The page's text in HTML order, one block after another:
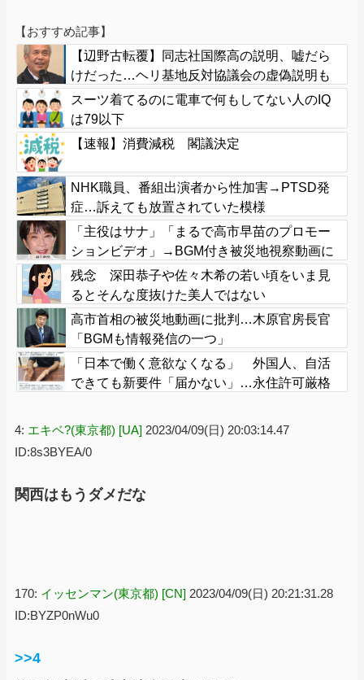
【おすすめ記事】
【辺野古転覆】同志社国際高の説明、嘘だら
けだった…ヘリ基地反対協議会の虚偽説明も
判明してネット民の怒り爆発
スーツ着てるのに電車で何もしてない人のIQ
は79以下
【速報】消費減税 閣議決定
NHK職員、番組出演者から性加害→PTSD発
症…訴えても放置されていた模様
「主役はサナ」「まるで高市早苗のプロモー
ションビデオ」→BGM付き被災地視察動画に
批判殺到
残念 深田恭子や佐々木希の若い頃をいま見
るとそんな度抜けた美人ではない
高市首相の被災地動画に批判…木原官房長官
「BGMも情報発信の一つ」
「日本で働く意欲なくなる」 外国人、自活
できても新要件「届かない」…永住許可厳格
4: エキベ?(東京都) [UA] 2023/04/09(日) 20:03:14.47
ID:8s3BYEA/0
関西はもうダメだな
170: イッセンマン(東京都) [CN] 2023/04/09(日) 20:21:31.28
ID:BYZP0nWu0
>>4